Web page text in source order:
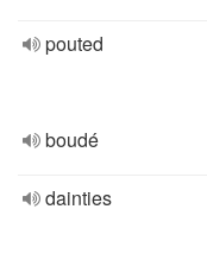
pouted
boudé
dainties